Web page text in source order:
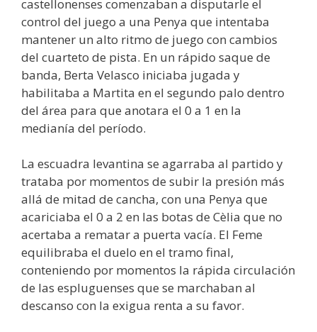
castellonenses comenzaban a disputarle el
control del juego a una Penya que intentaba
mantener un alto ritmo de juego con cambios
del cuarteto de pista. En un rápido saque de
banda, Berta Velasco iniciaba jugada y
habilitaba a Martita en el segundo palo dentro
del área para que anotara el 0 a 1 en la
medianía del período.
La escuadra levantina se agarraba al partido y
trataba por momentos de subir la presión más
allá de mitad de cancha, con una Penya que
acariciaba el 0 a 2 en las botas de Cèlia que no
acertaba a rematar a puerta vacía. El Feme
equilibraba el duelo en el tramo final,
conteniendo por momentos la rápida circulación
de las espluguenses que se marchaban al
descanso con la exigua renta a su favor.